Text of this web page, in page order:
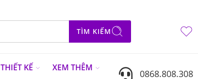
TÌM KIẾM
THIẾT KẾ XEM THÊM 0868.808.308